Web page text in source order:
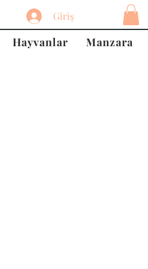
Giriş
Hayvanlar Manzara